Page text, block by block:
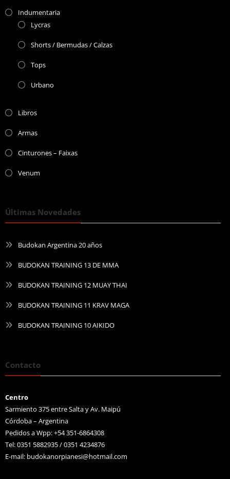
Indumentaria
Lycras
Shorts / Bermudas / Calzas
Tops
Urbano
Libros
Armas
Cinturones – Faixas
Venum
Últimas Novedades
Budokan Argentina 20 años
BUDOKAN TRAINING 13 DE MMA
BUDOKAN TRAINING 12 MUAY THAI
BUDOKAN TRAINING 11 KRAV MAGA
BUDOKAN TRAINING 10 AIKIDO
Contacto
Centro
Sarmiento 375 entre Salta y Av. Maipú
Córdoba – Argentina
Pedidos a Wpp: +54 351-6864308
Tel: 0351 5882935 / 0351 4234876
E-mail: budokanorpianesi@hotmail.com